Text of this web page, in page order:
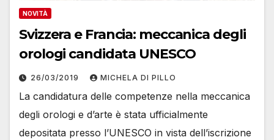
NOVITÀ
Svizzera e Francia: meccanica degli
orologi candidata UNESCO
26/03/2019 MICHELA DI PILLO
La candidatura delle competenze nella meccanica
degli orologi e d’arte è stata ufficialmente
depositata presso l’UNESCO in vista dell’iscrizione